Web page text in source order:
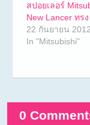
สปอยเลอร์
New Lancer ทร
22 กันยายน 2012
In "Mitsubishi"
0
Comments are